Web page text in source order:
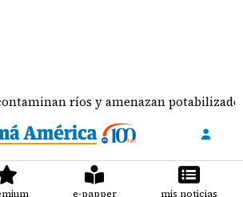
ríos y amenazan potabilizadora en La
e-papper mis noticias